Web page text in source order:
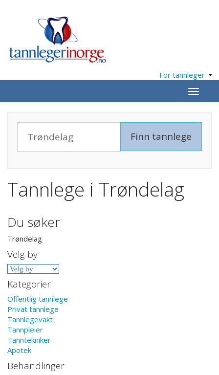
For tannleger
Meny
Tannlege i Trøndelag
Du søker
Trøndelag
Velg by
Kategorier
Offentlig tannlege
Privat tannlege
Tannlegevakt
Tannpleier
Tanntekniker
Apotek
Behandlinger